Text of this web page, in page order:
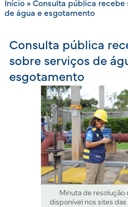
Início» Consulta pública recebe
de água e esgotamento
Consulta pública
sobre serviços de
esgotamento
Minuta de resolução
disponível nos sites